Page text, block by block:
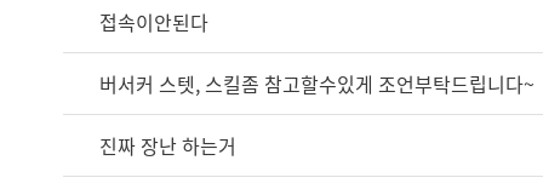
접속이안된다
버서커 스텟, 스킬좀 참고할수있게 조언부탁드립니다~
진짜 장난 하는거